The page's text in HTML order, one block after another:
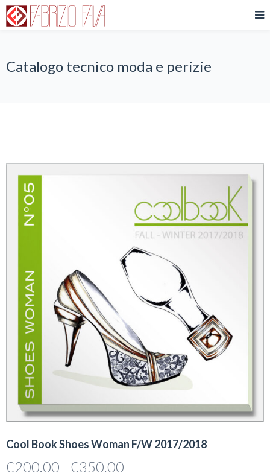
Catalogo tecnico moda e perizie
Cool Book Shoes Woman F/W 2017/2018
€200.00 - €350.00